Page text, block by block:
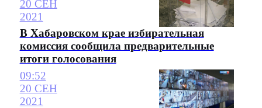
20 СЕН
2021
В Хабаровском крае избирательная
комиссия сообщила предварительные
итоги голосования
09:52
20 СЕН
2021